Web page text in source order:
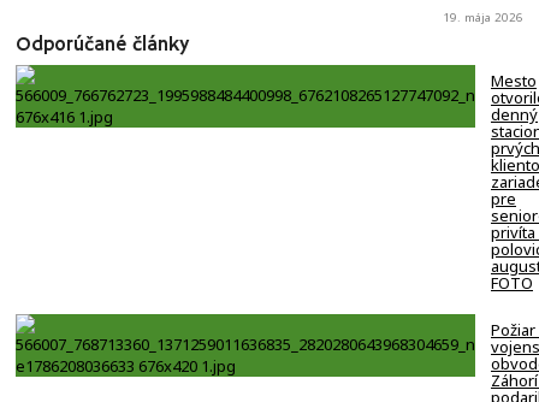
19. mája 2026
Odporúčané články
Mesto
denný
prvých
pre
privíta
FOTO